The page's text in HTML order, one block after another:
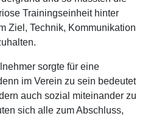
Trainingseinheit hinter
Ziel, Technik, Kommunikation
sorgte für eine
im Verein zu sein bedeutet
auch sozial miteinander zu
sich alle zum Abschluss,